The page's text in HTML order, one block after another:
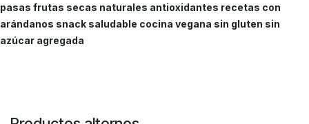
pasas frutas secas naturales antioxidantes recetas con
arándanos snack saludable cocina vegana sin gluten sin
azúcar agregada